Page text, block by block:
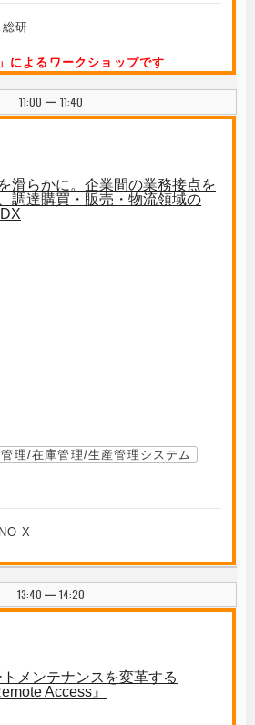
研
によるワークショップです
11:00 | 11:40
滑らかに。企業間の業務接点を
調達購買・販売・物流領域の
理/在庫管理/生産管理システム
X
13:40 | 14:20
メンテナンスを変革する
Access』